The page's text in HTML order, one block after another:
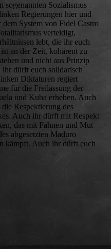
sogenannten Sozialismus
Regierungen hier und
System von Fidel Castro
verteidigt,
lebt, die ihr euch
an der Zeit, kohärent zu
und nicht aus Prinzip
dürft euch solidarisch
Diktaturen regiert
für die Freilassung der
und Kuba erheben. Auch
Respektierung des
Auch ihr dürft mit Respekt
das mit Fahnen und Mut
abgesetzten Maduro
kämpft. Auch ihr dürft euch